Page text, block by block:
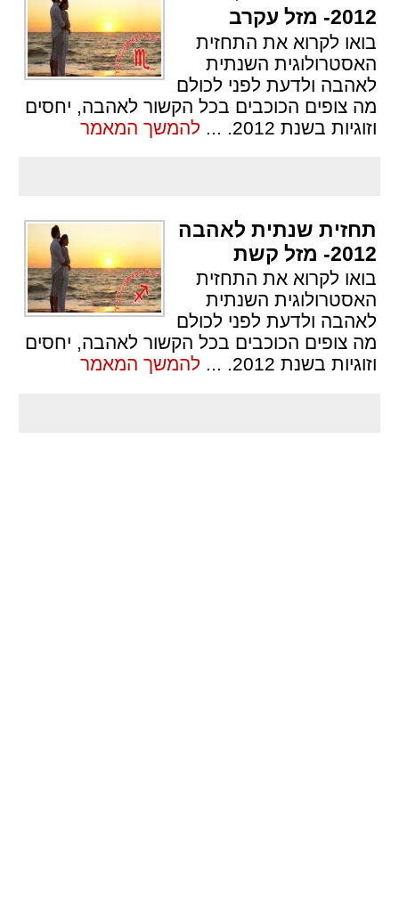
2012- מזל עקרב
בואו לקרוא את התחזית
האסטרולוגית השנתית
לאהבה ולדעת לפני לכולם
מה צופים הכוכבים בכל הקשור לאהבה, יחסים
וזוגיות בשנת 2012.
... להמשך המאמר
תחזית שנתית לאהבה
2012- מזל קשת
בואו לקרוא את התחזית
האסטרולוגית השנתית
לאהבה ולדעת לפני לכולם
מה צופים הכוכבים בכל הקשור לאהבה, יחסים
וזוגיות בשנת 2012.
... להמשך המאמר